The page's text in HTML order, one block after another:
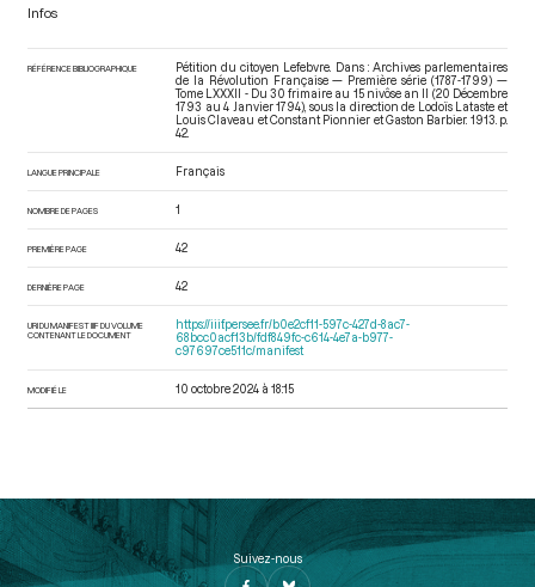
Infos
RÉFÉRENCE BIBLIOGRAPHIQUE
Pétition du citoyen Lefebvre. Dans : Archives parlementaires
de la Révolution Française — Première série (1787-1799) —
Tome LXXXII - Du 30 frimaire au 15 nivôse an II (20 Décembre
1793 au 4 Janvier 1794) , sous la direction de Lodoïs Lataste et
Louis Claveau et Constant Pionnier et Gaston Barbier. 1913. p.
42.
LANGUE PRINCIPALE Français
NOMBRE DE PAGES 1
PREMIÈRE PAGE 42
DERNIÈRE PAGE 42
URI DU MANIFEST IIIF DU VOLUME
CONTENANT LE DOCUMENT
https://iiif.persee.fr/b0e2cf11-597c-427d-8ac7-
68bcc0acf13b/fdf849fc-c614-4e7a-b977-
c97697ce511c/manifest
MODIFIÉ LE 10 octobre 2024 à 18:15
Suivez-nous